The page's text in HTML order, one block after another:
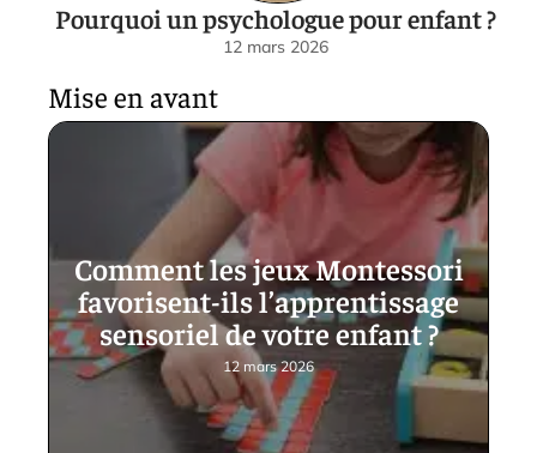
Pourquoi un psychologue pour enfant ?
12 mars 2026
Mise en avant
Comment les jeux Montessori
favorisent-ils l’apprentissage
sensoriel de votre enfant ?
12 mars 2026